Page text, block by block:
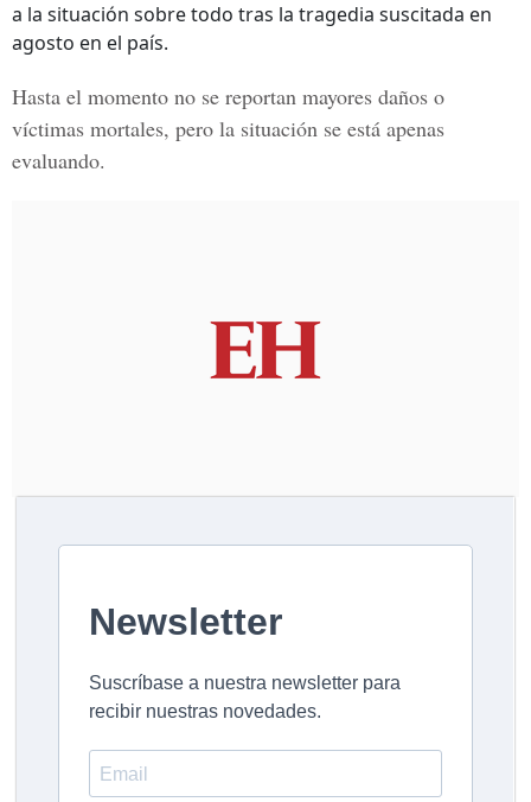
a la situación sobre todo tras la tragedia suscitada en
agosto en el país.
Hasta el momento no se reportan mayores daños o
víctimas mortales, pero la situación se está apenas
evaluando.